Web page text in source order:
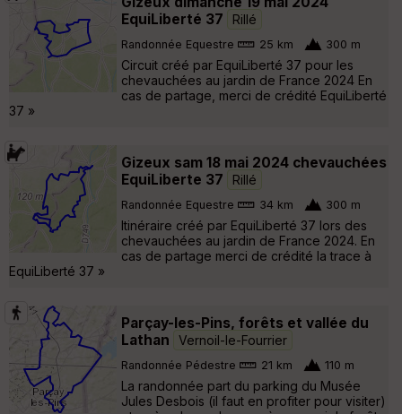
EquiLiberté 37
Rillé
Randonnée Equestre 25 km 300 m
Circuit créé par EquiLiberté 37 pour les
chevauchées au jardin de France 2024 En
cas de partage, merci de crédité EquiLiberté
37 »
Gizeux sam 18 mai 2024 chevauchées
EquiLiberte 37
Rillé
Randonnée Equestre 34 km 300 m
Itinéraire créé par EquiLiberté 37 lors des
chevauchées au jardin de France 2024. En
cas de partage merci de crédité la trace à
EquiLiberté 37 »
Parçay-les-Pins, forêts et vallée du
Lathan
Vernoil-le-Fourrier
Randonnée Pédestre 21 km 110 m
La randonnée part du parking du Musée
Jules Desbois (il faut en profiter pour visiter)